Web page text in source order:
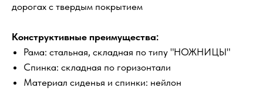
дорогах с твердым покрытием
Конструктивные преимущества:
Рама: стальная, складная по типу "НОЖНИЦЫ"
Спинка: складная по горизонтали
Материал сиденья и спинки: нейлон